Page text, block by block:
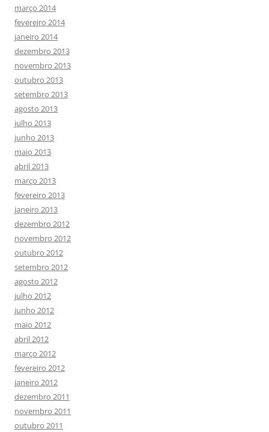
março 2014
fevereiro 2014
janeiro 2014
dezembro 2013
novembro 2013
outubro 2013
setembro 2013
agosto 2013
julho 2013
junho 2013
maio 2013
abril 2013
março 2013
fevereiro 2013
janeiro 2013
dezembro 2012
novembro 2012
outubro 2012
setembro 2012
agosto 2012
julho 2012
junho 2012
maio 2012
abril 2012
março 2012
fevereiro 2012
janeiro 2012
dezembro 2011
novembro 2011
outubro 2011